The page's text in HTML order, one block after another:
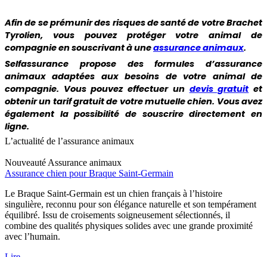
Afin de se prémunir des risques de santé de votreBrachet
Tyrolien, vous pouvez protéger votre animal de
compagnie en souscrivant à uneassurance animaux.
Selfassurance propose des formules d’assurance
animaux adaptées aux besoins de votre animal de
compagnie. Vous pouvez effectuer un devis gratuit et
obtenir un tarif gratuit de votre mutuelle chien. Vous avez
également la possibilité de souscrire directement en
ligne.
L’actualité de l’assurance animaux
Nouveauté Assurance animaux
Assurance chien pour Braque Saint-Germain
Le Braque Saint-Germain est un chien français à l’histoire
singulière, reconnu pour son élégance naturelle et son tempérament
équilibré. Issu de croisements soigneusement sélectionnés, il
combine des qualités physiques solides avec une grande proximité
avec l’humain.